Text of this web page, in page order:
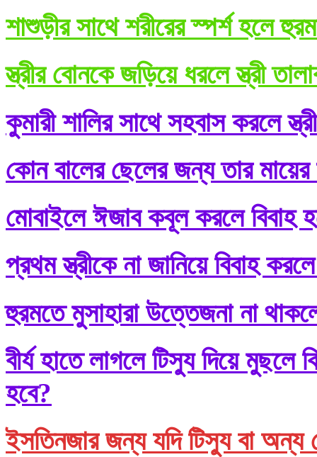
শাশুড়ীর সাথে শরীরের স্পর্শ হলে
স্ত্রীর বোনকে জড়িয়ে ধরলে স্ত্রী
কুমারী শালির সাথে সহবাস করলে
কোন বালের ছেলের জন্য তার মায়ের
মোবাইলে ঈজাব কবূল করলে বিবাহ
প্রথম স্ত্রীকে না জানিয়ে বিবাহ
হুরমতে মুসাহারা উত্তেজনা না
বীর্য হাতে লাগলে টিস্যু দিয়ে
হবে?
ইসতিনজার জন্য যদি টিস্যু বা অন্য